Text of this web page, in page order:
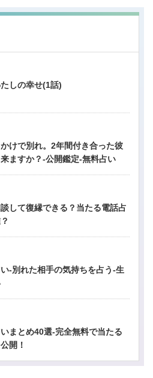
たしの幸せ(1話)
けで別れ。2年間付き合った彼
ますか？-公開鑑定-無料占い
して復縁できる？当たる電話占
-別れた相手の気持ちを占う-生
まとめ40選-完全無料で当たる
開！